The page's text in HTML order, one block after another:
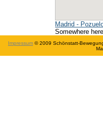
Madrid -
Somewhere
Impressum © 2009 Schönstatt-